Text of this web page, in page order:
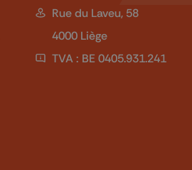
Rue du Laveu, 58
4000 Liège
TVA : BE 0405.931.241